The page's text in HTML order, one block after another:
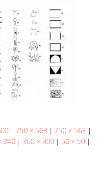
| 750 × 563 | 750 × 563 |
240 | 360 × 300 | 50 × 50 |